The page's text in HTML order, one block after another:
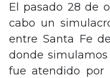
El pasado 28 de
cabo un
entre Santa Fe
donde
fue atendido por